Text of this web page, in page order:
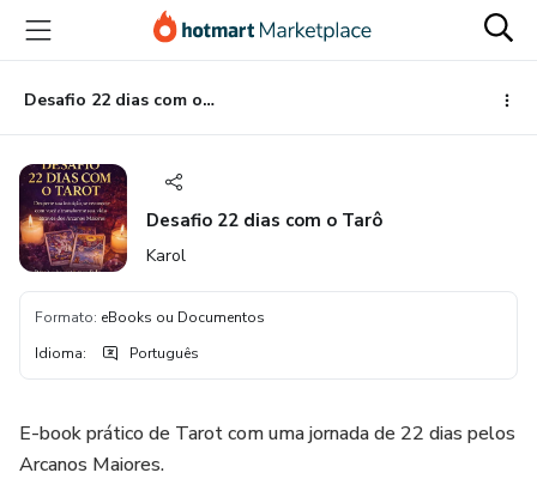
para
conteúdo
principal
para
pagamento
para
rodapé
Desafio 22 dias com o Tarô
Desafio 22 dias com o Tarô
Karol
Formato: eBooks ou Documentos
Idioma: Português
E-book prático de Tarot com uma jornada de 22 dias pelos
Arcanos Maiores.